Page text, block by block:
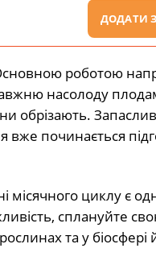
ДОДАТИ
роботою
насолоду
обрізають.
вже починається
місячного циклу є
сплануйте
та у біосфері